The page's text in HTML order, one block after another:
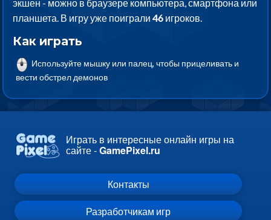
экшен - можно в браузере компьютера, смартфона или
планшета. В игру уже поиграли46 игроков.
Как играть
Используйте мышку или палец, чтобы прицеливать и
вести обстрел демонов
Играть в интересные онлайн игры на
сайте -GamePixel.ru
Контакты
Разработчикам игр